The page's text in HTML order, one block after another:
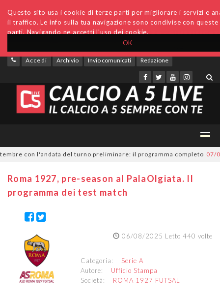
OK
Questo sito usa i cookie di terze parti per migliorare i servizi e
il traffico. Le info sulla tua navigazione sono condivise con
parti. Navigando ne accetti l'uso dei cookie.
Accedi Archivio Invio comunicati Redazione
con l'andata del turno preliminare: il programma completo 07/08/
Roma 1927, pre-season al PalaOlgiata. Il
programma dei test match
06/08/2025 Letto 440 volte
Categoria: Serie A
Autore: Ufficio Stampa
Società: ROMA 1927 FUTSAL